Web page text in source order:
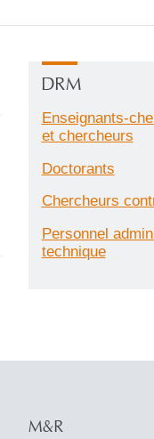
DRM
Enseignants-
et chercheurs
Doctorants
Chercheurs
Personnel
technique
M&R